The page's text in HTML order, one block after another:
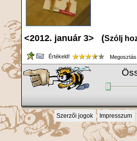
<2012. január 3> (Szólj
Értékeld!
Szerzői jogok Impresszum